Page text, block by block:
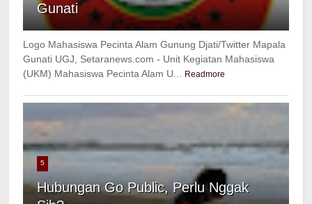
Gunati
Logo Mahasiswa Pecinta Alam Gunung Djati/Twitter Mapala
Gunati UGJ, Setaranews.com - Unit Kegiatan Mahasiswa
(UKM) Mahasiswa Pecinta Alam U...
Readmore
5
Hubungan Go Public, Perlu Nggak